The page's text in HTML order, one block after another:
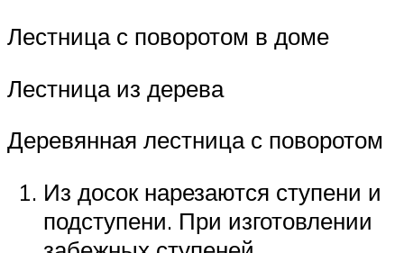
Лестница с поворотом в доме
Лестница из дерева
Деревянная лестница с поворотом
Из досок нарезаются ступени и
подступени. При изготовлении